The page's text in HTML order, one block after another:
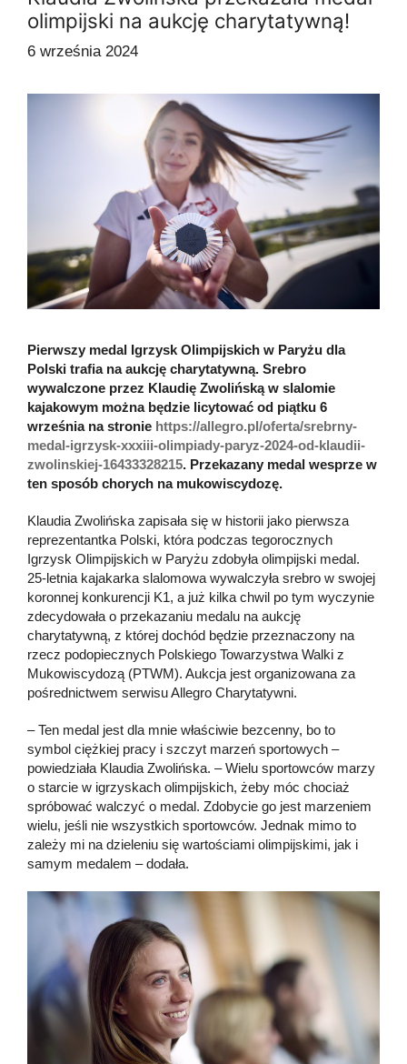
olimpijski na aukcję charytatywną!
6 września 2024
Pierwszy medal Igrzysk Olimpijskich w Paryżu dla
Polski trafia na aukcję charytatywną. Srebro
wywalczone przez Klaudię Zwolińską w slalomie
kajakowym można będzie licytować od piątku 6
września na stronie https://allegro.pl/oferta/srebrny-
medal-igrzysk-xxxiii-olimpiady-paryz-2024-od-klaudii-
zwolinskiej-16433328215. Przekazany medal wesprze w
ten sposób chorych na mukowiscydozę.
Klaudia Zwolińska zapisała się w historii jako pierwsza
reprezentantka Polski, która podczas tegorocznych
Igrzysk Olimpijskich w Paryżu zdobyła olimpijski medal.
25-letnia kajakarka slalomowa wywalczyła srebro w swojej
koronnej konkurencji K1, a już kilka chwil po tym wyczynie
zdecydowała o przekazaniu medalu na aukcję
charytatywną, z której dochód będzie przeznaczony na
rzecz podopiecznych Polskiego Towarzystwa Walki z
Mukowiscydozą (PTWM). Aukcja jest organizowana za
pośrednictwem serwisu Allegro Charytatywni.
– Ten medal jest dla mnie właściwie bezcenny, bo to
symbol ciężkiej pracy i szczyt marzeń sportowych –
powiedziała Klaudia Zwolińska. – Wielu sportowców marzy
o starcie w igrzyskach olimpijskich, żeby móc chociaż
spróbować walczyć o medal. Zdobycie go jest marzeniem
wielu, jeśli nie wszystkich sportowców. Jednak mimo to
zależy mi na dzieleniu się wartościami olimpijskimi, jak i
samym medalem – dodała.